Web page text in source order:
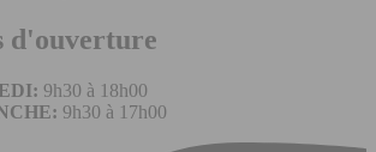
d'ouverture
9h30 à 18h00
9h30 à 17h00